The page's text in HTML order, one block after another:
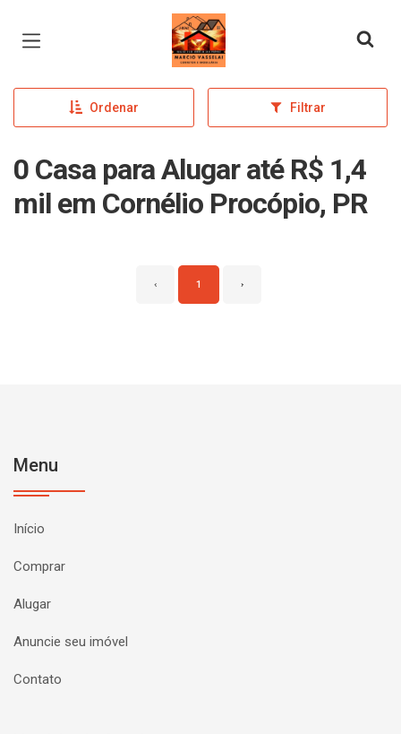
Página inicial
Ordenar Filtrar
0 Casa para Alugar até R$ 1,4
mil em Cornélio Procópio, PR
‹ 1 ›
Menu
Início
Comprar
Alugar
Anuncie seu imóvel
Contato